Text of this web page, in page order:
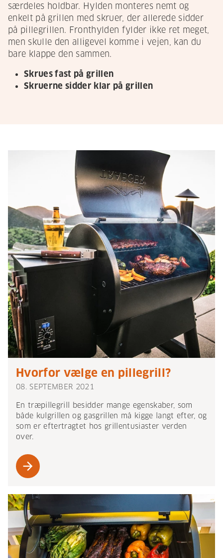
særdeles holdbar. Hylden monteres nemt og
enkelt på grillen med skruer, der allerede sidder
på pillegrillen. Fronthylden fylder ikke ret meget,
men skulle den alligevel komme i vejen, kan du
bare klappe den sammen.
Skrues fast på grillen
Skruerne sidder klar på grillen
Hvorfor vælge en pillegrill?
08. SEPTEMBER 2021
En træpillegrill besidder mange egenskaber, som
både kulgrillen og gasgrillen må kigge langt efter, og
som er eftertragtet hos grillentusiaster verden
over.
arrow_forward